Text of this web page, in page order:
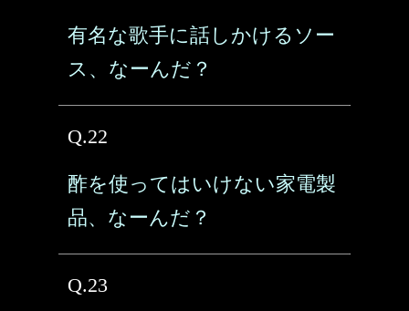
有名な歌手に話しかけるソー
ス、なーんだ？
Q.22
酢を使ってはいけない家電製
品、なーんだ？
Q.23